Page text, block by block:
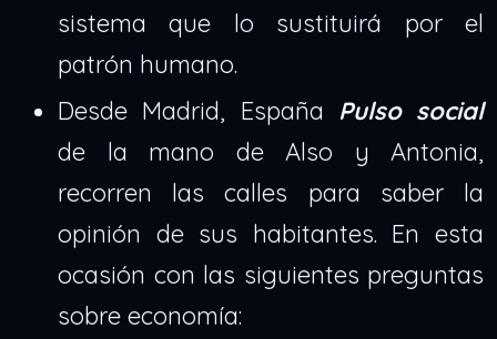
sistema que lo sustituirá por el
patrón humano.
Desde Madrid, España Pulso social
de la mano de Also y Antonia,
recorren las calles para saber la
opinión de sus habitantes. En esta
ocasión con las siguientes preguntas
sobre economía: